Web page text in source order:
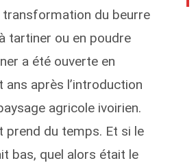
transformation du beurre
tartiner ou en poudre
a été ouverte en
ans après l’introduction
agricole ivoirien.
prend du temps. Et si le
bas, quel alors était le